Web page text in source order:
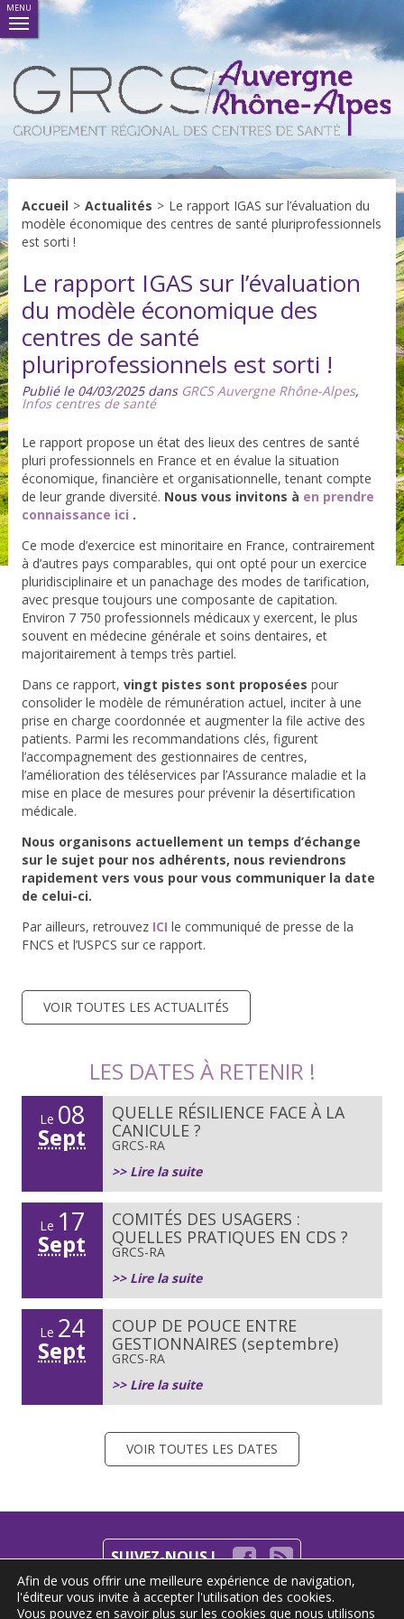
MENU
Accueil > Actualités > Le rapport IGAS sur l’évaluation du
modèle économique des centres de santé pluriprofessionnels
est sorti !
Le rapport IGAS sur l’évaluation
du modèle économique des
centres de santé
pluriprofessionnels est sorti !
Publié le 04/03/2025 dans GRCS Auvergne Rhône-Alpes,
Infos centres de santé
Le rapport propose un état des lieux des centres de santé
pluri professionnels en France et en évalue la situation
économique, financière et organisationnelle, tenant compte
de leur grande diversité. Nous vous invitons à en prendre
connaissance ici .
Ce mode d’exercice est minoritaire en France, contrairement
à d’autres pays comparables, qui ont opté pour un exercice
pluridisciplinaire et un panachage des modes de tarification,
avec presque toujours une composante de capitation.
Environ 7 750 professionnels médicaux y exercent, le plus
souvent en médecine générale et soins dentaires, et
majoritairement à temps très partiel.
Dans ce rapport, vingt pistes sont proposées pour
consolider le modèle de rémunération actuel, inciter à une
prise en charge coordonnée et augmenter la file active des
patients. Parmi les recommandations clés, figurent
l’accompagnement des gestionnaires de centres,
l’amélioration des téléservices par l’Assurance maladie et la
mise en place de mesures pour prévenir la désertification
médicale.
Nous organisons actuellement un temps d’échange
sur le sujet pour nos adhérents, nous reviendrons
rapidement vers vous pour vous communiquer la date
de celui-ci.
Par ailleurs, retrouvez ICI le communiqué de presse de la
FNCS et l’USPCS sur ce rapport.
VOIR TOUTES LES ACTUALITÉS
LES DATES À RETENIR !
Le 08
Sept
QUELLE RÉSILIENCE FACE À LA
CANICULE ?
GRCS-RA
>> Lire la suite
Le 17
Sept
COMITÉS DES USAGERS :
QUELLES PRATIQUES EN CDS ?
GRCS-RA
>> Lire la suite
Le 24
Sept
COUP DE POUCE ENTRE
GESTIONNAIRES (septembre)
GRCS-RA
>> Lire la suite
VOIR TOUTES LES DATES
SUIVEZ-NOUS !
S'INSCRIRE À LA NEWSLETTER
Afin de vous offrir une meilleure expérience de navigation,
l'éditeur vous invite à accepter l'utilisation des cookies.
Vous pouvez en savoir plus sur les cookies que nous utilisons